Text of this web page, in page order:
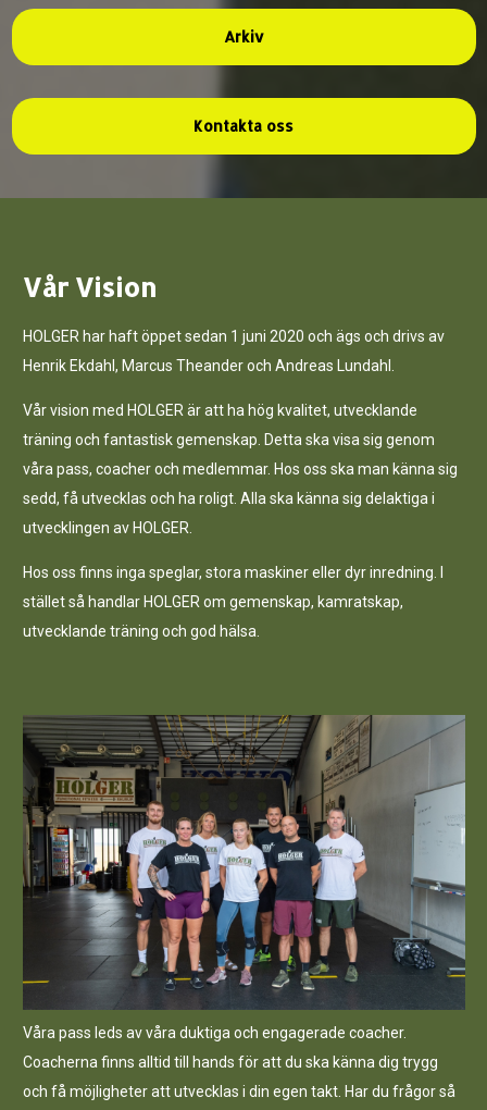
Arkiv
Kontakta oss
Vår Vision
HOLGER har haft öppet sedan 1 juni 2020 och ägs och drivs av
Henrik Ekdahl, Marcus Theander och Andreas Lundahl.
Vår vision med HOLGER är att ha hög kvalitet, utvecklande
träning och fantastisk gemenskap. Detta ska visa sig genom
våra pass, coacher och medlemmar. Hos oss ska man känna sig
sedd, få utvecklas och ha roligt. Alla ska känna sig delaktiga i
utvecklingen av HOLGER.
Hos oss finns inga speglar, stora maskiner eller dyr inredning. I
stället så handlar HOLGER om gemenskap, kamratskap,
utvecklande träning och god hälsa.
Våra pass leds av våra duktiga och engagerade coacher.
Coacherna finns alltid till hands för att du ska känna dig trygg
och få möjligheter att utvecklas i din egen takt. Har du frågor så